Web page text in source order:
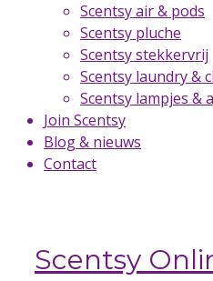
Scentsy air & pods
Scentsy pluche
Scentsy stekkervrij
Scentsy laundry &
Scentsy lampjes &
Join Scentsy
Blog & nieuws
Contact
Scentsy